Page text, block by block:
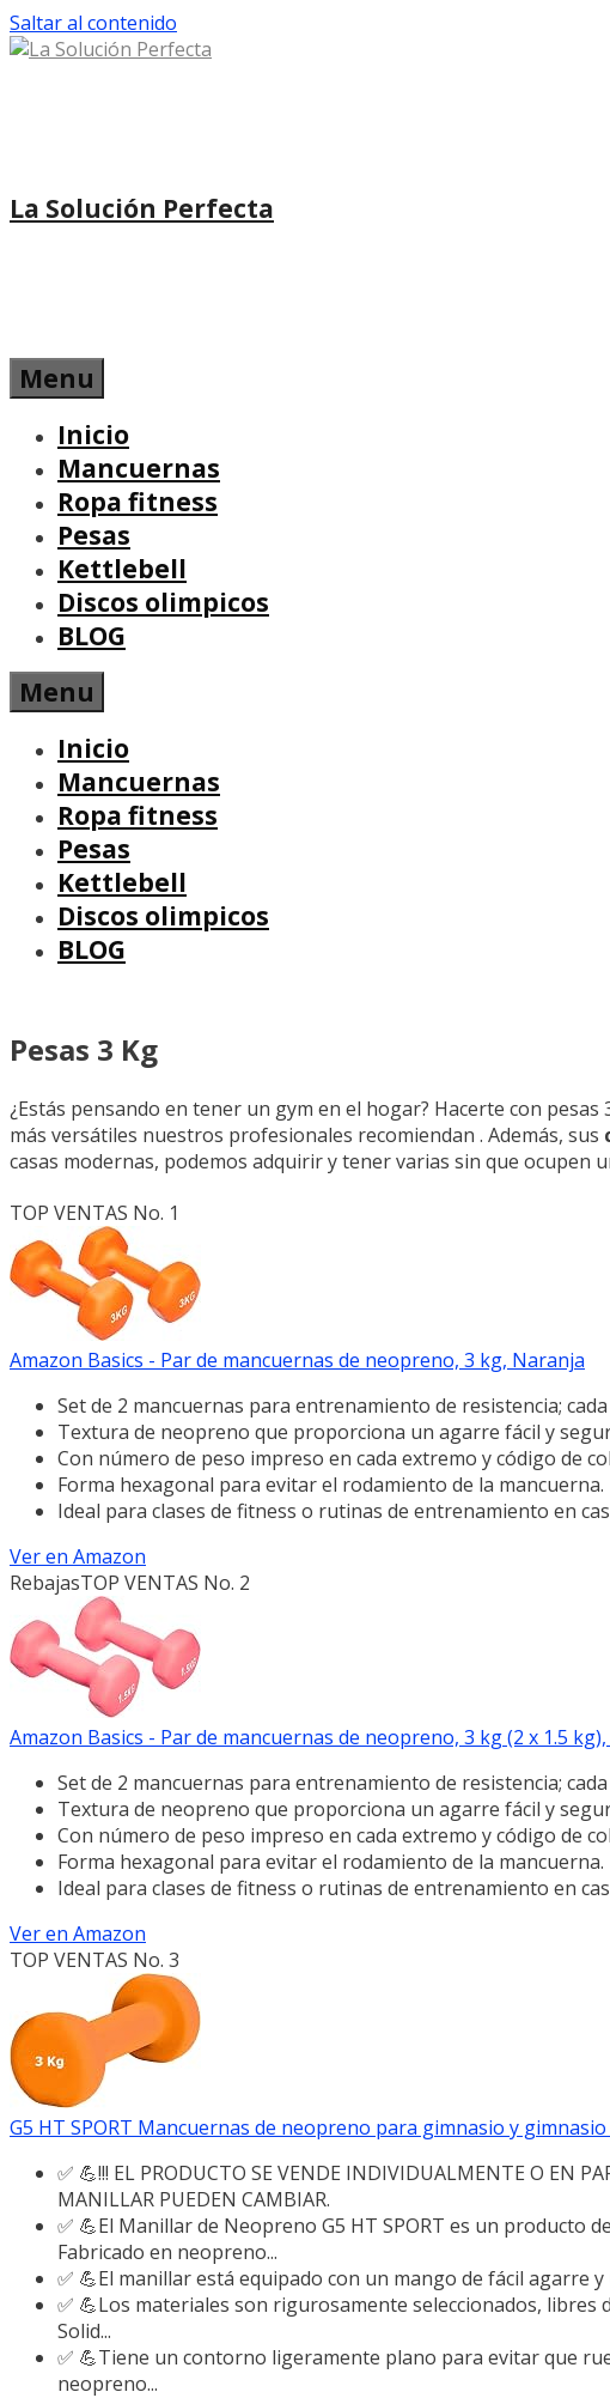
Saltar al contenido
La Solución Perfecta
Menu
Inicio
Mancuernas
Ropa fitness
Pesas
Kettlebell
Discos olimpicos
BLOG
Menu
Inicio
Mancuernas
Ropa fitness
Pesas
Kettlebell
Discos olimpicos
BLOG
Pesas 3 Kg
¿Estás pensando en tener un gym en el hogar? Hacerte con
más versátiles nuestros profesionales recomiendan . Además, sus
casas modernas, podemos adquirir y tener varias sin que ocupen
TOP VENTAS No. 1
Amazon Basics - Par de mancuernas de neopreno, 3 kg, Naranja
Set de 2 mancuernas para entrenamiento de resistencia;
Textura de neopreno que proporciona un agarre fácil y
Con número de peso impreso en cada extremo y código de
Forma hexagonal para evitar el rodamiento de la mancuerna.
Ideal para clases de fitness o rutinas de entrenamiento en
Ver en Amazon
RebajasTOP VENTAS No. 2
Amazon Basics - Par de mancuernas de neopreno, 3 kg (2 x 1.5 kg),
Set de 2 mancuernas para entrenamiento de resistencia;
Textura de neopreno que proporciona un agarre fácil y
Con número de peso impreso en cada extremo y código de
Forma hexagonal para evitar el rodamiento de la mancuerna.
Ideal para clases de fitness o rutinas de entrenamiento en
Ver en Amazon
TOP VENTAS No. 3
G5 HT SPORT Mancuernas de neopreno para gimnasio y gimnasio
✅ 💪!!! EL PRODUCTO SE VENDE INDIVIDUALMENTE O EN
MANILLAR PUEDEN CAMBIAR.
✅ 💪El Manillar de Neopreno G5 HT SPORT es un producto
Fabricado en neopreno...
✅ 💪El manillar está equipado con un mango de fácil agarre
✅ 💪Los materiales son rigurosamente seleccionados,
Solid...
✅ 💪Tiene un contorno ligeramente plano para evitar que
neopreno...